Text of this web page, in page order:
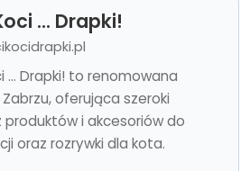
... Drapki!
... Drapki! to renomowana
oferująca szeroki
produktów i akcesoriów do
oraz rozrywki dla kota.